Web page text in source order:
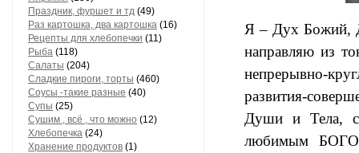
Праздник, фуршет и тд (49)
Раз картошка, два картошка (16)
Рецепты для хлебопечки (11)
Рыба (118)
Салаты (204)
Сладкие пироги, торты (460)
Соусы -такие разные (40)
Супы (25)
Сушим , всё , что можно (12)
Хлебопечка (24)
Хранение продуктов (1)
Я – Дух Божий,
направляю из
непрерывно-
развития-
Души и Тела,
любимым